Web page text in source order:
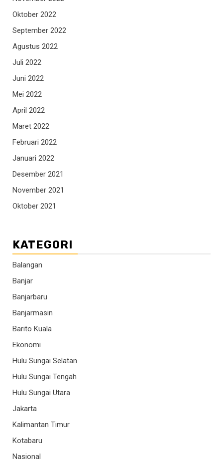
Oktober 2022
September 2022
Agustus 2022
Juli 2022
Juni 2022
Mei 2022
April 2022
Maret 2022
Februari 2022
Januari 2022
Desember 2021
November 2021
Oktober 2021
KATEGORI
Balangan
Banjar
Banjarbaru
Banjarmasin
Barito Kuala
Ekonomi
Hulu Sungai Selatan
Hulu Sungai Tengah
Hulu Sungai Utara
Jakarta
Kalimantan Timur
Kotabaru
Nasional